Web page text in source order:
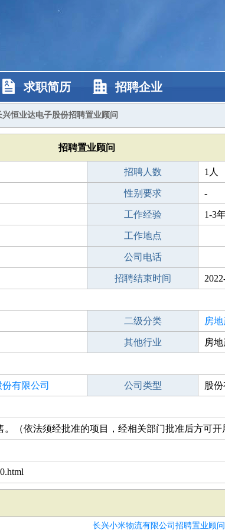
求职简历 招聘企业
兴恒业达电子股份招聘置业顾问
招聘置业顾问
招聘人数 1人
性别要求 -
工作经验 1-3
工作地点
公司电话
招聘结束时间
二级分类 房
其他行业 房
有限公司 公司类型 股
（依法须经批准的项目，经相关部门批准后方可开
长兴小米物流有限公司招聘置业顾问